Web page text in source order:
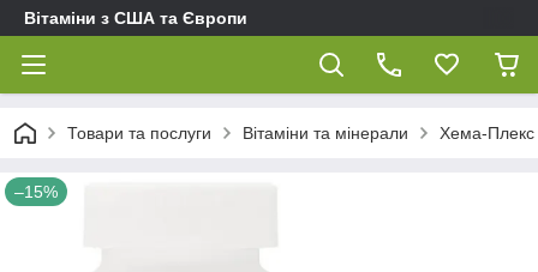
Вітаміни з США та Європи
Товари та послуги Вітаміни та мінерали Хема-Плекс
–15%